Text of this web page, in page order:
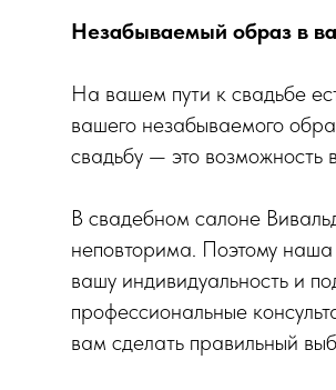
Незабываемый образ в
На вашем пути к свадьбе
вашего незабываемого
свадьбу — это возможность
В свадебном салоне
неповторима. Поэтому
вашу индивидуальность и
профессиональные
вам сделать правильный